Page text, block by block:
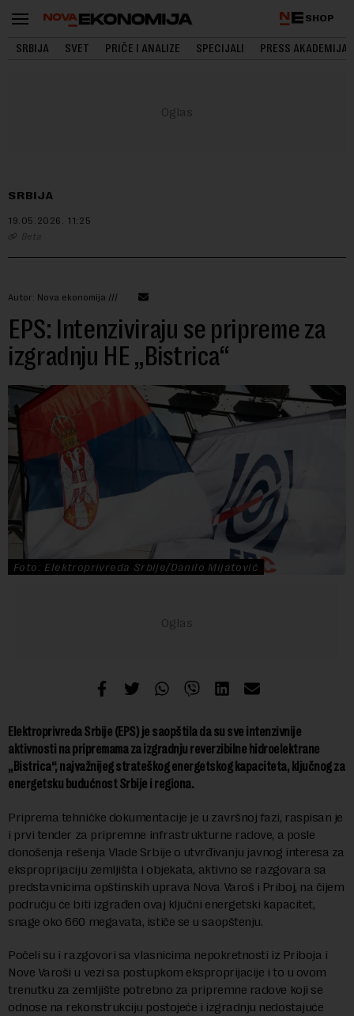
SHOP
SRBIJA SVET PRIČE I ANALIZE SPECIJALI PRESS AKADEMIJA
SRBIJA
19.05.2026. 11:25
Beta
Autor: Nova ekonomija ///
EPS: Intenziviraju se pripreme za
izgradnju HE „Bistrica“
Foto: Elektroprivreda Srbije/Danilo Mijatović
Elektroprivreda Srbije (EPS) je saopštila da su sve intenzivnije
aktivnosti na pripremama za izgradnju reverzibilne hidroelektrane
„Bistrica“, najvažnijeg strateškog energetskog kapaciteta, ključnog za
energetsku budućnost Srbije i regiona.
Priprema tehničke dokumentacije je u završnoj fazi, raspisan je
i prvi tender za pripremne infrastrukturne radove, a posle
donošenja rešenja Vlade Srbije o utvrđivanju javnog interesa za
eksproprijaciju zemljišta i objekata, aktivno se razgovara sa
predstavnicima opštinskih uprava Nova Varoš i Priboj, na čijem
području će biti izgrađen ovaj ključni energetski kapacitet,
snage oko 660 megavata, ističe se u saopštenju.
Počeli su i razgovori sa vlasnicima nepokretnosti iz Priboja i
Nove Varoši u vezi sa postupkom eksproprijacije i to u ovom
trenutku za zemljište potrebno za pripremne radove koji se
odnose na rekonstrukciju postojeće i izgradnju nedostajuće